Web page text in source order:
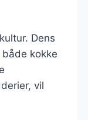
Dens
kokke
vil